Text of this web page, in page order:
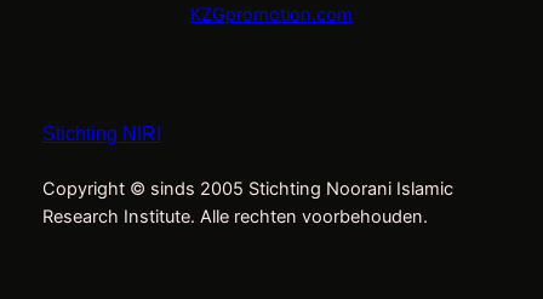
KZGpromotion.com
Stichting NIRI
Copyright © sinds 2005 Stichting Noorani Islamic
Research Institute. Alle rechten voorbehouden.